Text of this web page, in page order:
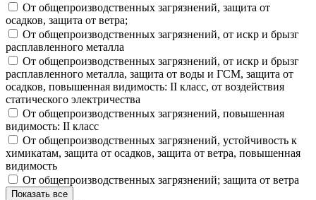
От общепроизводственных загрязнений, защита от
осадков, защита от ветра;
От общепроизводственных загрязнений, от искр и брызг
расплавленного металла
От общепроизводственных загрязнений, от искр и брызг
расплавленного металла, защита от воды и ГСМ, защита от
осадков, повышенная видимость: II класс, от воздействия
статического электричества
От общепроизводственных загрязнений, повышенная
видимость: II класс
От общепроизводственных загрязнений, устойчивость к
химикатам, защита от осадков, защита от ветра, повышенная
видимость
От общепроизводственных загрязнений; защита от ветра
Показать все